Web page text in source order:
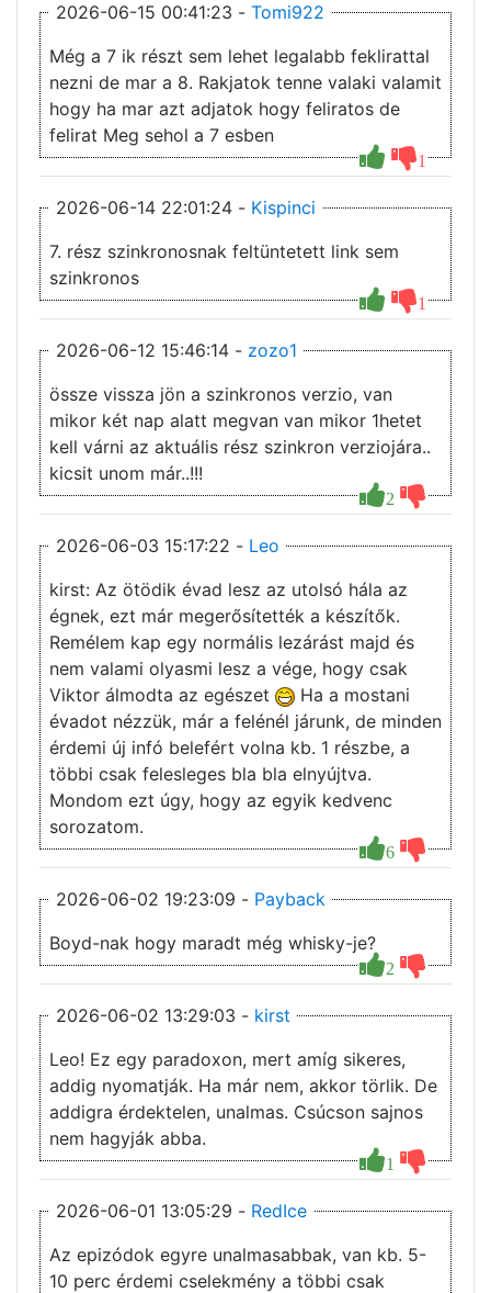
2026-06-15 00:41:23 - Tomi922
1
Még a 7 ik részt sem lehet legalabb feklirattal
nezni de mar a 8. Rakjatok tenne valaki valamit
hogy ha mar azt adjatok hogy feliratos de
felirat Meg sehol a 7 esben
2026-06-14 22:01:24 - Kispinci
1
7. rész szinkronosnak feltüntetett link sem
szinkronos
2026-06-12 15:46:14 - zozo1
2
össze vissza jön a szinkronos verzio, van
mikor két nap alatt megvan van mikor 1hetet
kell várni az aktuális rész szinkron verziojára..
kicsit unom már..!!!
2026-06-03 15:17:22 - Leo
6
kirst: Az ötödik évad lesz az utolsó hála az
égnek, ezt már megerősítették a készítők.
Remélem kap egy normális lezárást majd és
nem valami olyasmi lesz a vége, hogy csak
Viktor álmodta az egészet
Ha a mostani
évadot nézzük, már a felénél járunk, de minden
érdemi új infó belefért volna kb. 1 részbe, a
többi csak felesleges bla bla elnyújtva.
Mondom ezt úgy, hogy az egyik kedvenc
sorozatom.
2026-06-02 19:23:09 - Payback
2
Boyd-nak hogy maradt még whisky-je?
2026-06-02 13:29:03 - kirst
1
Leo! Ez egy paradoxon, mert amíg sikeres,
addig nyomatják. Ha már nem, akkor törlik. De
addigra érdektelen, unalmas. Csúcson sajnos
nem hagyják abba.
2026-06-01 13:05:29 - RedIce
Az epizódok egyre unalmasabbak, van kb. 5-
10 perc érdemi cselekmény a többi csak